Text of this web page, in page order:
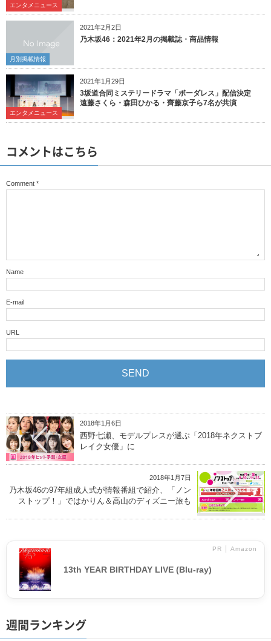
エンタメニュース
2021年2月2日
月別掲載情報
乃木坂46：2021年2月の掲載誌・商品情報
2021年1月29日
エンタメニュース
3坂道合同ミステリードラマ「ボーダレス」配信決定
遠藤さくら・森田ひかる・齊藤京子ら7名が共演
コメントはこちら
Comment *
Name
E-mail
URL
2018年1月6日
西野七瀬、モデルプレスが選ぶ「2018年ネクストブ
レイク女優」に
2018年1月7日
乃木坂46の97年組成人式が情報番組で紹介、「ノン
ストップ！」ではかりん＆高山のディズニー旅も
PR │ Amazon
13th YEAR BIRTHDAY LIVE (Blu-ray)
週間ランキング